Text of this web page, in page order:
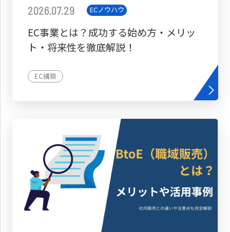
2026.07.29 ECノウハウ
EC事業とは？成功する始め方・メリッ
ト・将来性を徹底解説！
EC構築